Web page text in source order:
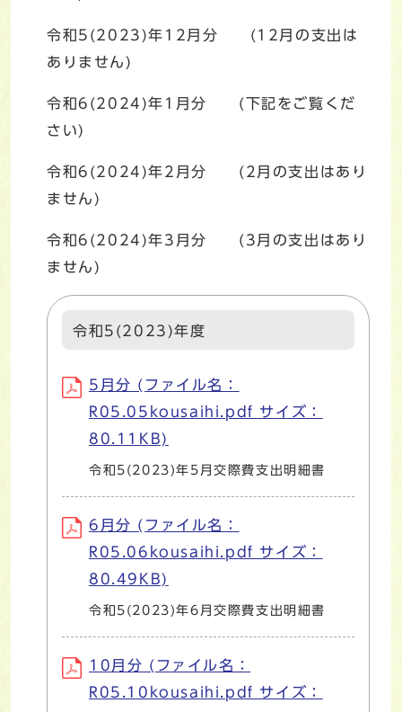
令和5(2023)年12月分 (12月の支出は
ありません)
令和6(2024)年1月分 (下記をご覧くだ
さい)
令和6(2024)年2月分 (2月の支出はあり
ません)
令和6(2024)年3月分 (3月の支出はあり
ません)
令和5(2023)年度
5月分 (ファイル名：
R05.05kousaihi.pdf サイズ：
80.11KB)
令和5(2023)年5月交際費支出明細書
6月分 (ファイル名：
R05.06kousaihi.pdf サイズ：
80.49KB)
令和5(2023)年6月交際費支出明細書
10月分 (ファイル名：
R05.10kousaihi.pdf サイズ：